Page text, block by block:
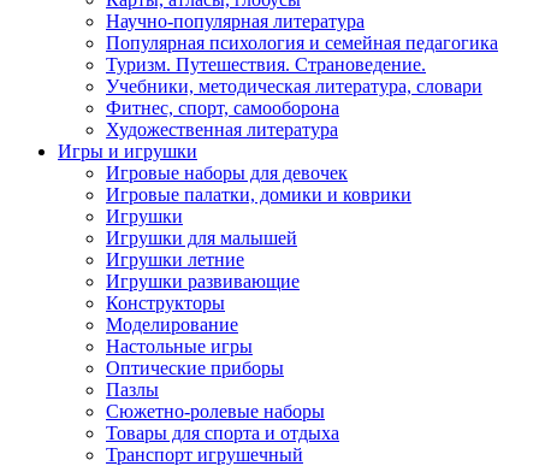
Научно-популярная литература
Популярная психология и семейная педагогика
Туризм. Путешествия. Страноведение.
Учебники, методическая литература, словари
Фитнес, спорт, самооборона
Художественная литература
Игры и игрушки
Игровые наборы для девочек
Игровые палатки, домики и коврики
Игрушки
Игрушки для малышей
Игрушки летние
Игрушки развивающие
Конструкторы
Моделирование
Настольные игры
Оптические приборы
Пазлы
Сюжетно-ролевые наборы
Товары для спорта и отдыха
Транспорт игрушечный